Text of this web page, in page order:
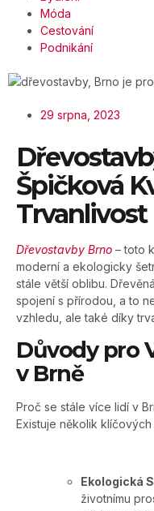
Móda
Cestování
Podnikání
29 srpna, 2023
Špičková
Trvanlivost
Dřevostavby Brno – toto
moderní a ekologicky
stále větší oblibu.
spojení s přírodou, a to
vzhledu, ale také díky
Důvody pro
v Brně
Proč se stále více lidí v
Existuje několik
Ekologická
životnímu